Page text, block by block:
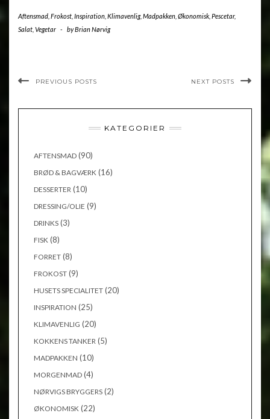
Aftensmad Frokost Inspiration Klimavenlig, Madpakken Økonomisk Pescetar,
Salat Vegetar - byBrian Nørvig
PREVIOUS POSTS NEXT POSTS
KATEGORIER
AFTENSMAD (90)
BRØD & BAGVÆRK (16)
DESSERTER (10)
DRESSING/OLIE (9)
DRINKS (3)
FISK (8)
FORRET (8)
FROKOST (9)
HUSETS SPECIALITET (20)
INSPIRATION (25)
KLIMAVENLIG (20)
KOKKENS TANKER (5)
MADPAKKEN (10)
MORGENMAD (4)
NØRVIGS BRYGGERS (2)
ØKONOMISK (22)